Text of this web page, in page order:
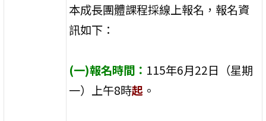
本成長團體課程採線上報名，報名資
訊如下：
(一)報名時間： 115年6月22日（星期
一）上午8時起 。